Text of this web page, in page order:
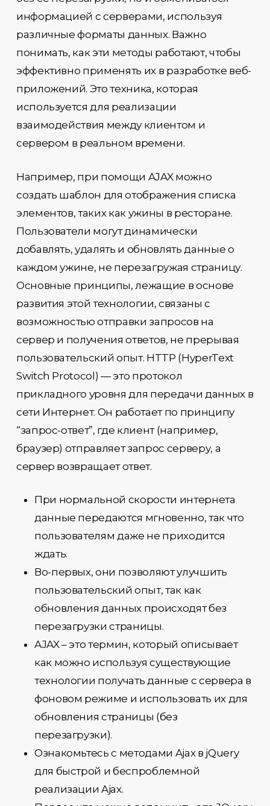
информацией с серверами, используя
различные форматы данных. Важно
понимать, как эти методы работают, чтобы
эффективно применять их в разработке веб-
приложений. Это техника, которая
используется для реализации
взаимодействия между клиентом и
сервером в реальном времени.
Например, при помощи AJAX можно
создать шаблон для отображения списка
элементов, таких как ужины в ресторане.
Пользователи могут динамически
добавлять, удалять и обновлять данные о
каждом ужине, не перезагружая страницу.
Основные принципы, лежащие в основе
развития этой технологии, связаны с
возможностью отправки запросов на
сервер и получения ответов, не прерывая
пользовательский опыт. HTTP (HyperText
Switch Protocol) — это протокол
прикладного уровня для передачи данных в
сети Интернет. Он работает по принципу
“запрос-ответ”, где клиент (например,
браузер) отправляет запрос серверу, а
сервер возвращает ответ.
При нормальной скорости интернета
данные передаются мгновенно, так что
пользователям даже не приходится
ждать.
Во-первых, они позволяют улучшить
пользовательский опыт, так как
обновления данных происходят без
перезагрузки страницы.
AJAX – это термин, который описывает
как можно используя существующие
технологии получать данные с сервера в
фоновом режиме и использовать их для
обновления страницы (без
перезагрузки).
Ознакомьтесь с методами Ajax в jQuery
для быстрой и беспроблемной
реализации Ajax.